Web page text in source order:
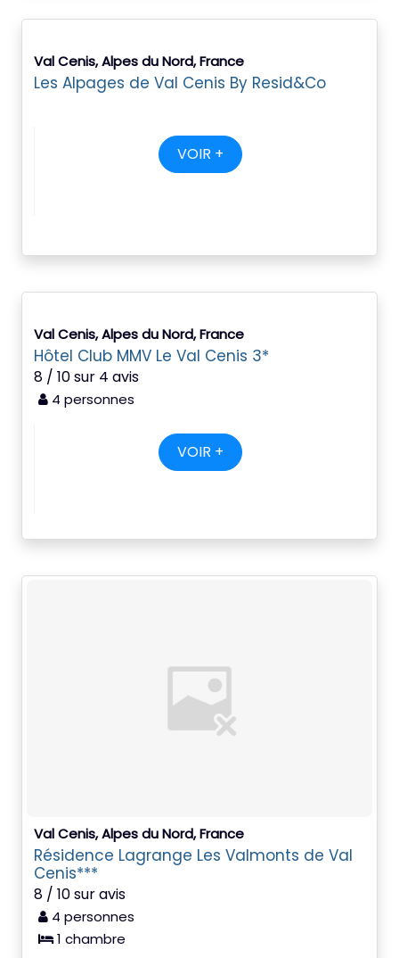
Val Cenis, Alpes du Nord, France
Les Alpages de Val Cenis By Resid&Co
VOIR +
Val Cenis, Alpes du Nord, France
Hôtel Club MMV Le Val Cenis 3*
8 / 10 sur 4 avis
4 personnes
VOIR +
Val Cenis, Alpes du Nord, France
Résidence Lagrange Les Valmonts de Val
Cenis***
8 / 10 sur avis
4 personnes
1 chambre